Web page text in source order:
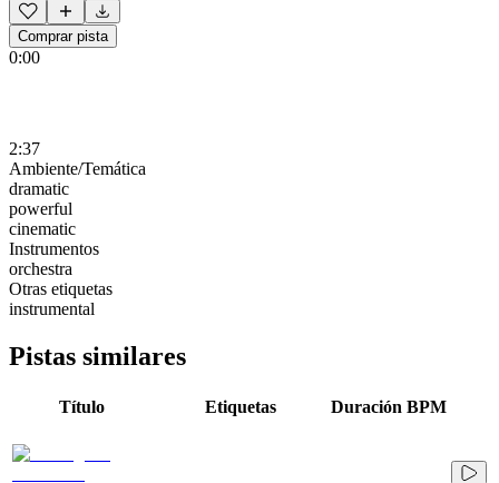
Comprar pista
0:00
2:37
Ambiente/Temática
dramatic
powerful
cinematic
Instrumentos
orchestra
Otras etiquetas
instrumental
Pistas similares
Título Etiquetas Duración BPM